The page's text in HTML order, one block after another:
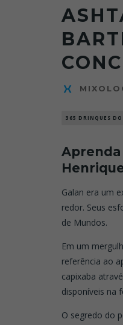
365 DRINQUES DO
Galan era um
redor. Seus
de Mundos.
Em um
referência ao
capixaba
disponíveis na
O segredo do